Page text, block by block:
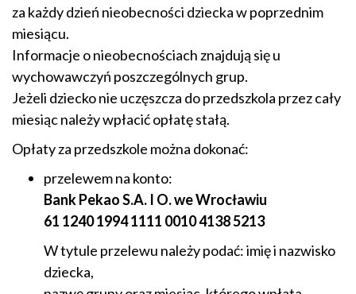
za każdy dzień nieobecności dziecka w poprzednim
miesiącu.
Informacje o nieobecnościach znajdują się u
wychowawczyń poszczególnych grup.
Jeżeli dziecko nie uczęszcza do przedszkola przez cały
miesiąc należy wpłacić opłatę stałą.
Opłaty za przedszkole można dokonać:
przelewem na konto:
Bank Pekao S.A. I O. we Wrocławiu
61 1240 1994 1111 0010 4138 5213
W tytule przelewu należy podać: imię i nazwisko
dziecka,